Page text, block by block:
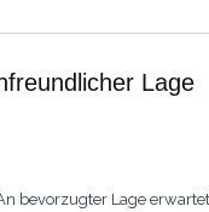
Lage
bevorzugter Lage